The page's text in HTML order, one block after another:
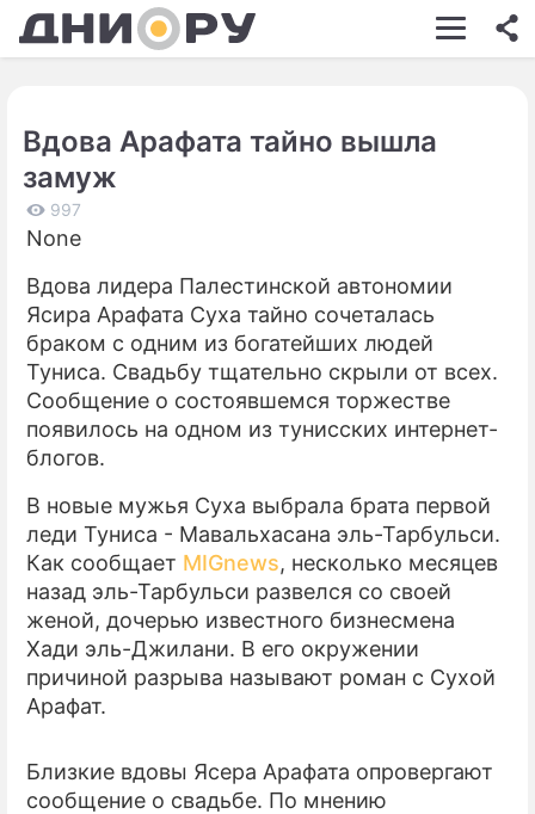
ШОУ-БИЗНЕС
КИНО
ЭКОНОМИКА
ПРОИСШЕСТВИЯ
СОННИК
СТИЛЬ ЖИЗНИ
ИГРЫ
ПРЕСС-РЕЛИЗЫ
О ПРОЕКТЕ
Вдова Арафата тайно вышла
замуж
997
None
Вдова лидера Палестинской автономии
Ясира Арафата Суха тайно сочеталась
браком с одним из богатейших людей
Туниса. Свадьбу тщательно скрыли от всех.
Сообщение о состоявшемся торжестве
появилось на одном из тунисских интернет-
блогов.
В новые мужья Суха выбрала брата первой
леди Туниса - Мавальхасана эль-Тарбульси.
Как сообщает MIGnews, несколько месяцев
назад эль-Тарбульси развелся со своей
женой, дочерью известного бизнесмена
Хади эль-Джилани. В его окружении
причиной разрыва называют роман с Сухой
Арафат.
Близкие вдовы Ясера Арафата опровергают
сообщение о свадьбе. По мнению